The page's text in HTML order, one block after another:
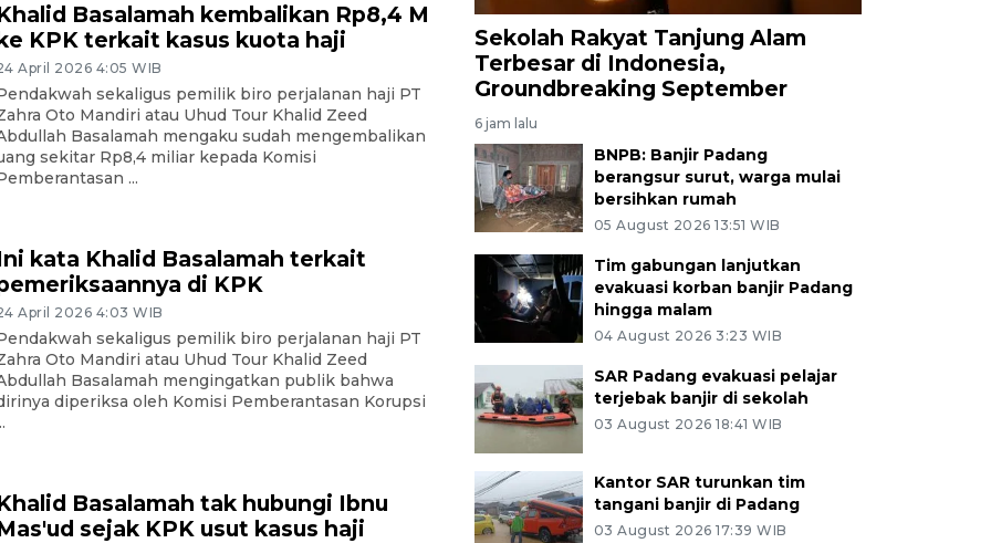
Basalamah kembalikan Rp8,4 M
KPK terkait kasus kuota haji
April 2026 4:05 WIB
sekaligus pemilik biro perjalanan haji PT
Oto Mandiri atau Uhud Tour Khalid Zeed
Basalamah mengaku sudah mengembalikan
sekitar Rp8,4 miliar kepada Komisi
...
kata Khalid Basalamah terkait
di KPK
April 2026 4:03 WIB
sekaligus pemilik biro perjalanan haji PT
Oto Mandiri atau Uhud Tour Khalid Zeed
Basalamah mengingatkan publik bahwa
diperiksa oleh Komisi Pemberantasan Korupsi
Basalamah tak hubungi Ibnu
sejak KPK usut kasus haji
Sekolah Rakyat Tanjung Alam
Terbesar di Indonesia,
Groundbreaking September
6 jam lalu
BNPB: Banjir Padang
berangsur surut, warga mulai
bersihkan rumah
05 August 2026 13:51 WIB
Tim gabungan lanjutkan
evakuasi korban banjir Padang
hingga malam
04 August 2026 3:23 WIB
SAR Padang evakuasi pelajar
terjebak banjir di sekolah
03 August 2026 18:41 WIB
Kantor SAR turunkan tim
tangani banjir di Padang
03 August 2026 17:39 WIB